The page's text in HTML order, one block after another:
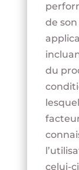
de
du
celui-